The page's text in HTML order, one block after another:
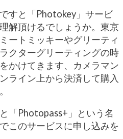
すと「Photokey」サービ
解頂けるでしょうか。東京
ートミッキーやグリーティ
クターグリーティングの時
かけてきます、カメラマン
ライン上から決済して購入
「Photopass+」という名
このサービスに申し込みを